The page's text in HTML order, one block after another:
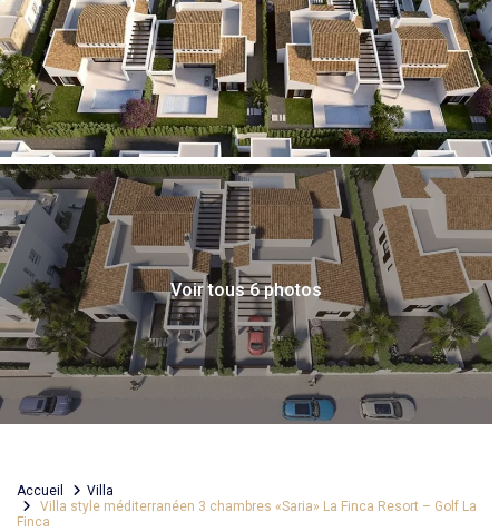
Voir tous 6 photos
Accueil
Villa
Villa style méditerranéen 3 chambres «Saria» La Finca Resort – Golf La
Finca